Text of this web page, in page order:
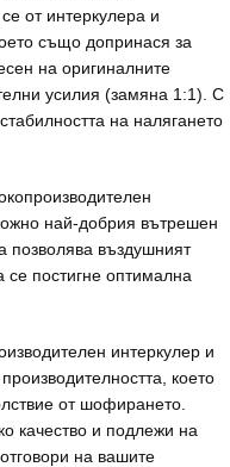
от интеркулера и
също допринася за
на оригиналните
усилия (замяна 1:1). С
на налягането
най-добрия вътрешен
позволява въздушният
постигне оптимална
интеркулер и
което
от шофирането.
качество и подлежи на
на вашите